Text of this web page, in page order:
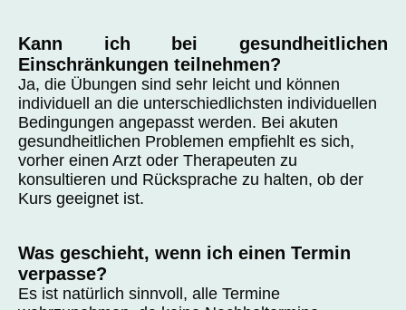
Kann ich bei gesundheitlichen
Einschränkungen teilnehmen?
Ja, die Übungen sind sehr leicht und können
individuell an die unterschiedlichsten individuellen
Bedingungen angepasst werden. Bei akuten
gesundheitlichen Problemen empfiehlt es sich,
vorher einen Arzt oder Therapeuten zu
konsultieren und Rücksprache zu halten, ob der
Kurs geeignet ist.
Was geschieht, wenn ich einen Termin
verpasse?
Es ist natürlich sinnvoll, alle Termine